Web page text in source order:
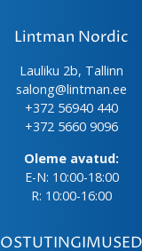
Lintman Nordic
Lauliku 2b, Tallinn
salong@lintman.ee
+372 56940 440
+372 5660 9096
Oleme avatud:
E-N: 10:00-18:00
R: 10:00-16:00
OSTUTINGIMUSED